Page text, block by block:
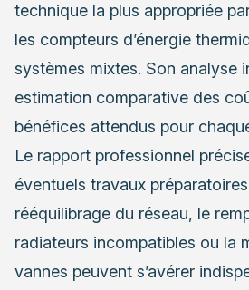
technique la plus appropriée
les compteurs d’énergie
systèmes mixtes. Son analyse
estimation comparative des
bénéfices attendus pour
Le rapport professionnel
éventuels travaux
rééquilibrage du réseau, le
radiateurs incompatibles ou la
vannes peuvent s’avérer